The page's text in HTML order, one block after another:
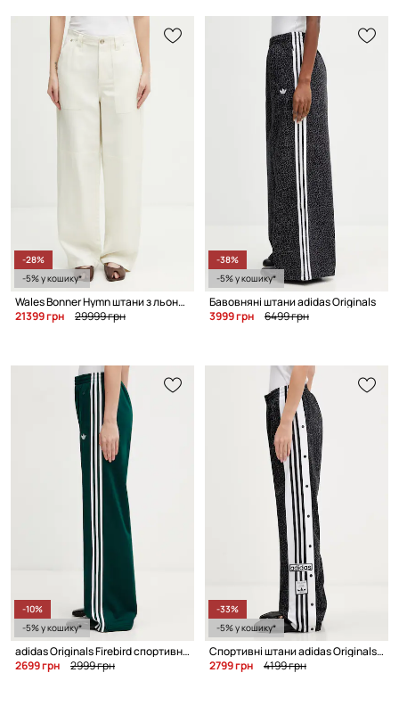
-28%
-5% у кошику*
Wales Bonner Hymn штани з льоном жіночі
21399 грн
29999 грн
-38%
-5% у кошику*
Бавовняні штани adidas Originals
3999 грн
6499 грн
-10%
-5% у кошику*
adidas Originals Firebird спортивні штани жіночі
2699 грн
2999 грн
-33%
-5% у кошику*
Спортивні штани adidas Originals Adibreak
2799 грн
4199 грн